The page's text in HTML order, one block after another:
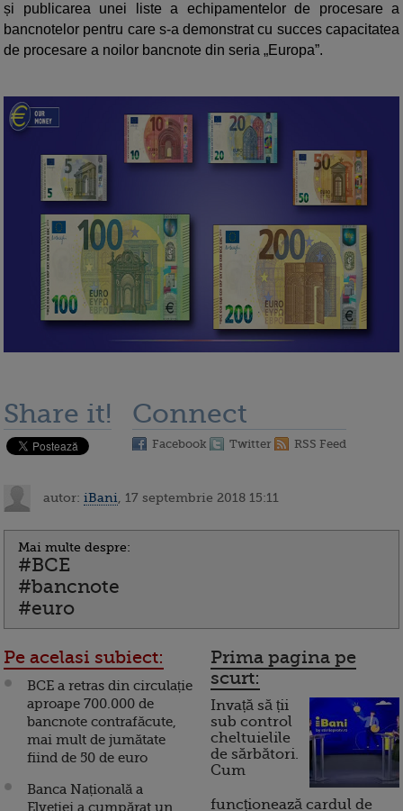
și publicarea unei liste a echipamentelor de procesare a
bancnotelor pentru care s-a demonstrat cu succes capacitatea
de procesare a noilor bancnote din seria „Europa”.
Share it! Connect
Facebook Twitter RSS Feed
autor: iBani , 17 septembrie 2018 15:11
Mai multe despre:
#BCE
#bancnote
#euro
Pe acelasi subiect:
BCE a retras din circulație
aproape 700.000 de
bancnote contrafăcute,
mai mult de jumătate
fiind de 50 de euro
Banca Națională a
Elveției a cumpărat un
Prima pagina pe
scurt:
Invață să ții
sub control
cheltuielile
de sărbători.
Cum
funcționează cardul de